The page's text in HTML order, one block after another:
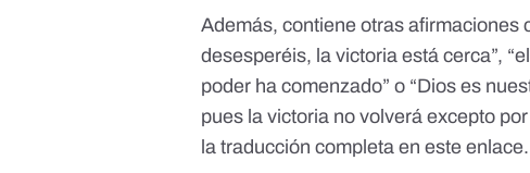
Además, contiene otras afirmaciones
desesperéis, la victoria está cerca”,
poder ha comenzado” o “Dios es
pues la victoria no volverá excepto
la traducción completa eneste enlace.